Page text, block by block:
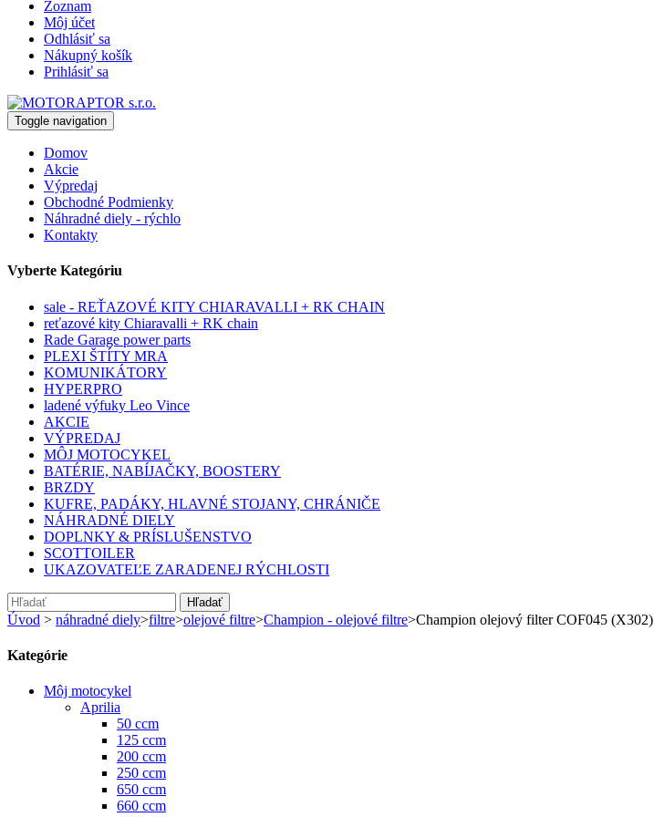
Zoznam
Môj účet
Odhlásiť sa
Nákupný košík
Prihlásiť sa
Toggle navigation
Domov
Akcie
Výpredaj
Obchodné Podmienky
Náhradné diely - rýchlo
Kontakty
Vyberte Kategóriu
sale - REŤAZOVÉ KITY CHIARAVALLI + RK CHAIN
reťazové kity Chiaravalli + RK chain
Rade Garage power parts
PLEXI ŠTÍTY MRA
KOMUNIKÁTORY
HYPERPRO
ladené výfuky Leo Vince
AKCIE
VÝPREDAJ
MÔJ MOTOCYKEL
BATÉRIE, NABÍJAČKY, BOOSTERY
BRZDY
KUFRE, PADÁKY, HLAVNÉ STOJANY, CHRÁNIČE
NÁHRADNÉ DIELY
DOPLNKY & PRÍSLUŠENSTVO
SCOTTOILER
UKAZOVATEĽE ZARADENEJ RÝCHLOSTI
Hľadať
Úvod > náhradné diely>filtre>olejové filtre>Champion - olejové filtre>Champion olejový filter COF045 (X302)
Kategórie
Môj motocykel
Aprilia
50 ccm
125 ccm
200 ccm
250 ccm
650 ccm
660 ccm